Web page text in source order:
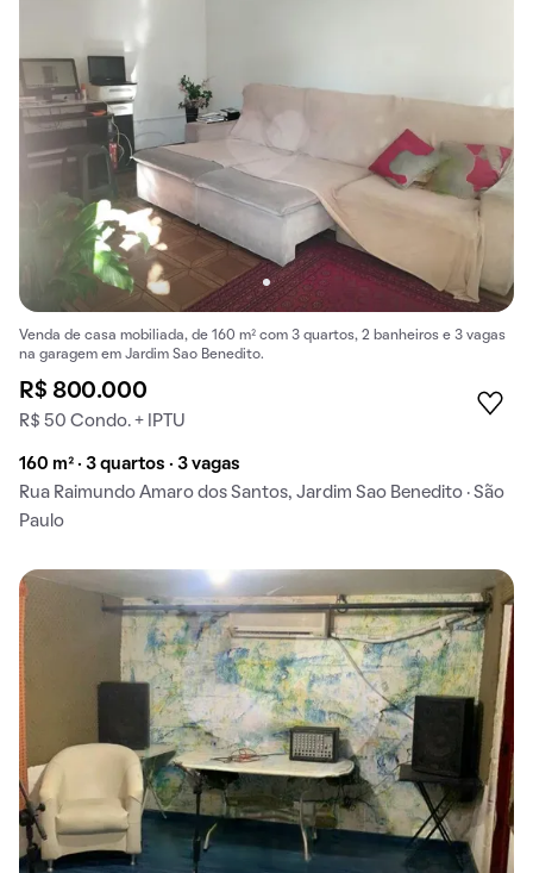
Venda de casa mobiliada, de 160 m² com 3 quartos, 2 banheiros e 3 vagas
na garagem em Jardim Sao Benedito.
R$ 800.000
R$ 50 Condo. + IPTU
160 m² · 3 quartos · 3 vagas
Rua Raimundo Amaro dos Santos, Jardim Sao Benedito · São
Paulo